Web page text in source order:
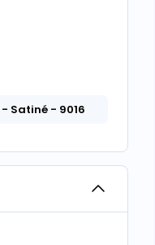
- Satiné - 9016